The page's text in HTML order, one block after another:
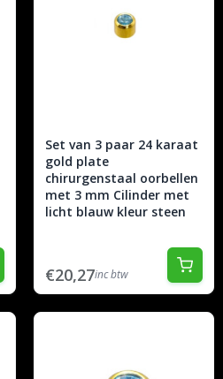
Set van 3 paar 24 karaat
gold plate
chirurgenstaal oorbellen
met 3 mm Cilinder met
licht blauw kleur steen
€20,27inc btw